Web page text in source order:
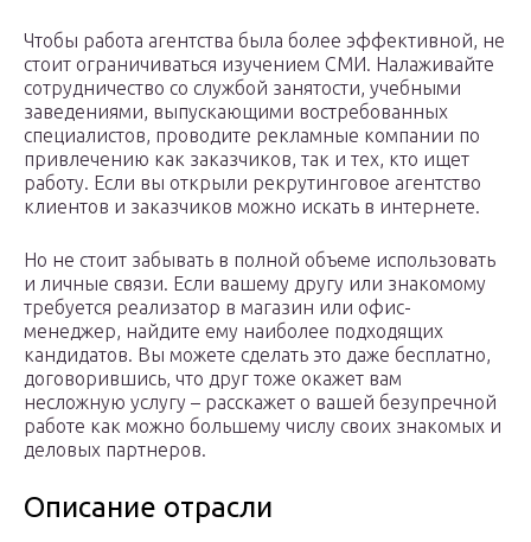
Чтобы работа агентства была более эффективной, не
стоит ограничиваться изучением СМИ. Налаживайте
сотрудничество со службой занятости, учебными
заведениями, выпускающими востребованных
специалистов, проводите рекламные компании по
привлечению как заказчиков, так и тех, кто ищет
работу. Если вы открыли рекрутинговое агентство
клиентов и заказчиков можно искать в интернете.
Но не стоит забывать в полной объеме использовать
и личные связи. Если вашему другу или знакомому
требуется реализатор в магазин или офис-
менеджер, найдите ему наиболее подходящих
кандидатов. Вы можете сделать это даже бесплатно,
договорившись, что друг тоже окажет вам
несложную услугу – расскажет о вашей безупречной
работе как можно большему числу своих знакомых и
деловых партнеров.
Описание отрасли